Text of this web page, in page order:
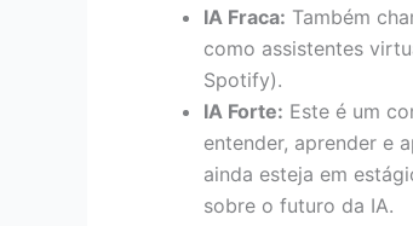
IA Fraca: Também
como assistentes
Spotify).
IA Forte: Este é um
entender, aprender e
ainda esteja em
sobre o futuro da IA.